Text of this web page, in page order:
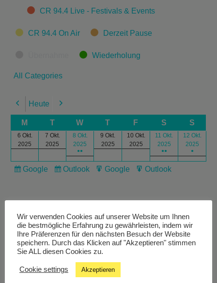
CategoriesCR 94.4 Live - Festivals & Events
CR 94.4 On Air Derzeit Pause
Wiederholung
All Categories
Previous
Heute Next
M T W T F S S
6 Okt.
2025
7 Okt.
2025
8 Okt.
2025
●●
9 Okt.
2025
10 Okt.
2025
11 Okt.
2025
●●
12 Okt.
2025
●
Subscribe
Google
Subscribe
Outlook
Export
Google
Export
Outlook
Livestream
Studiochat
Wir verwenden Cookies auf unserer Website um Ihnen
die bestmögliche Erfahrung zu gewährleisten, indem wir
Ihre Präferenzen für den nächsten Besuch der Website
speichern. Durch das Klicken auf "Akzeptieren" stimmen
Sie ALL diesen Cookies zu.
Cookie settings Akzeptieren